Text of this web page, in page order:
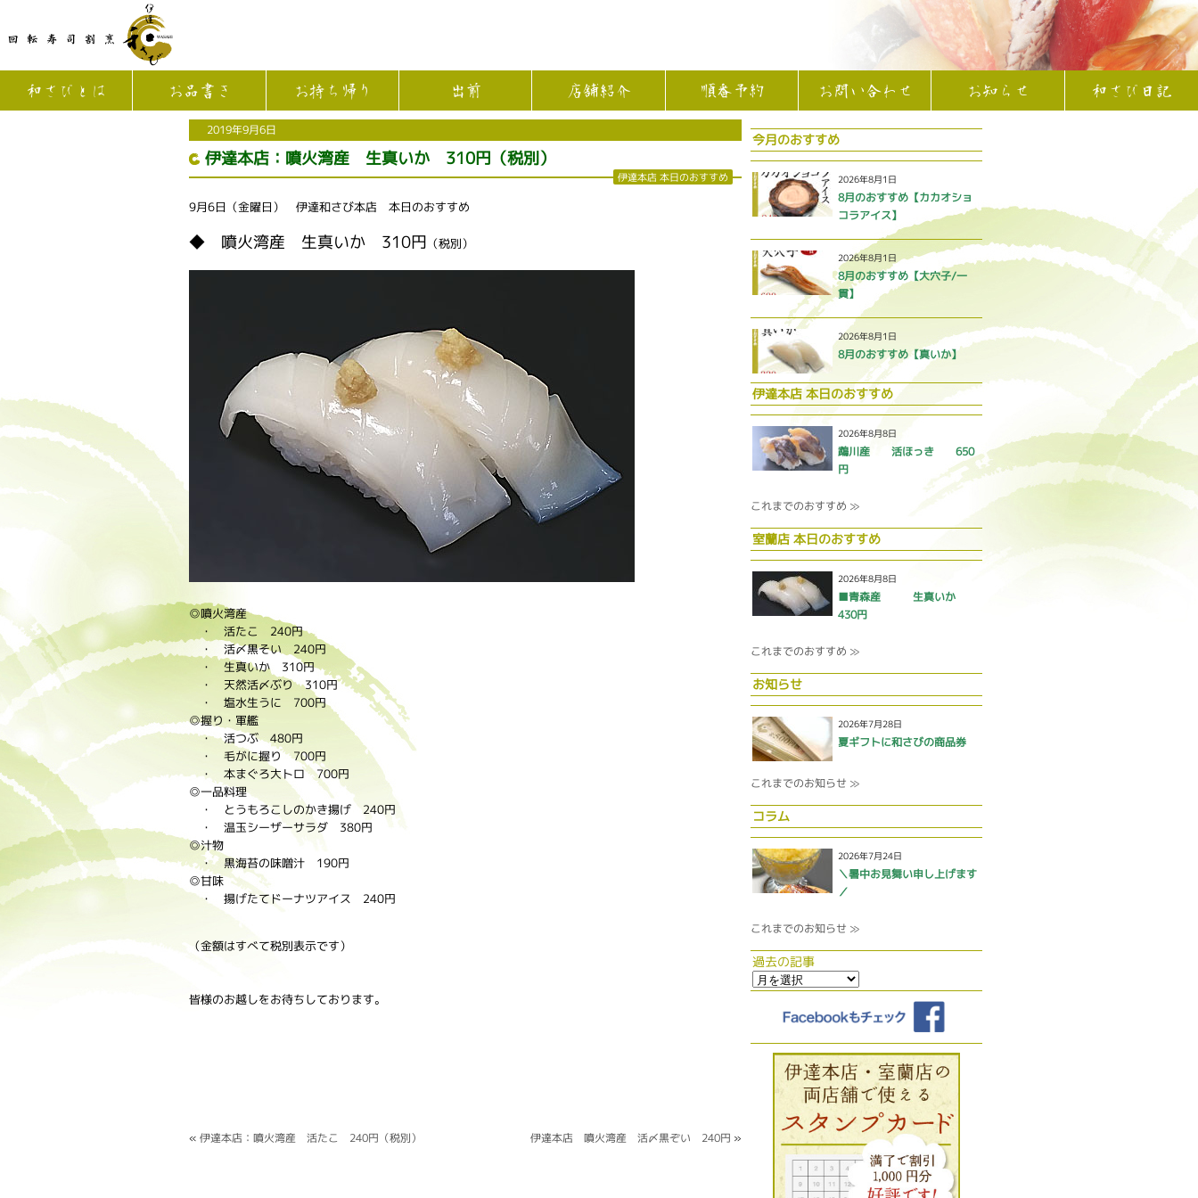
和さびとは お品書き お持ち帰り 出前 店舗紹介 順番予約 お問い合わせ お知らせ 和さび日記
2019年9月6日
伊達本店：噴火湾産 生真いか 310円（税別）
伊達本店 本日のおすすめ
9月6日（金曜日） 伊達和さび本店 本日のおすすめ
◆ 噴火湾産 生真いか 310円 （税別）
◎噴火湾産
・ 活たこ 240円
・ 活〆黒そい 240円
・ 生真いか 310円
・ 天然活〆ぶり 310円
・ 塩水生うに 700円
◎握り・軍艦
・ 活つぶ 480円
・ 毛がに握り 700円
・ 本まぐろ大トロ 700円
◎一品料理
・ とうもろこしのかき揚げ 240円
・ 温玉シーザーサラダ 380円
◎汁物
・ 黒海苔の味噌汁 190円
◎甘味
・ 揚げたてドーナツアイス 240円
（金額はすべて税別表示です）
皆様のお越しをお待ちしております。
« 伊達本店：噴火湾産 活たこ 240円（税別） 伊達本店 噴火湾産 活〆黒ぞい 240円 »
今月のおすすめ
2026年8月1日
8月のおすすめ【カカオショ
コラアイス】
2026年8月1日
8月のおすすめ【大穴子/一
貫】
2026年8月1日
8月のおすすめ【真いか】
伊達本店 本日のおすすめ
2026年8月8日
鵡川産 活ほっき 650
円
これまでのおすすめ ≫
室蘭店 本日のおすすめ
2026年8月8日
■青森産 生真いか
430円
これまでのおすすめ ≫
お知らせ
2026年7月28日
夏ギフトに和さびの商品券
これまでのお知らせ ≫
コラム
2026年7月24日
＼暑中お見舞い申し上げます
／
これまでのお知らせ ≫
過去の記事